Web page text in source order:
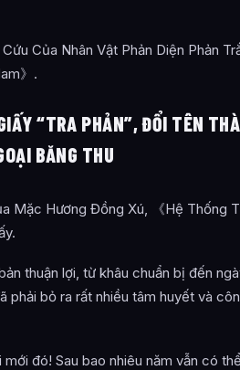
Của Nhân Vật Phản Diện Phản
》.
“TRA PHẢN”, ĐỔI TÊN
BĂNG THU
Mặc Hương Đồng Xú, 《Hệ Thống
thuận lợi, từ khâu chuẩn bị đến
phải bỏ ra rất nhiều tâm huyết và
đó! Sau bao nhiêu năm vẫn có